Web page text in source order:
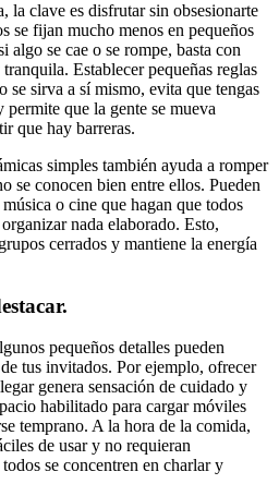
la clave es disfrutar sin obsesionarte
se fijan mucho menos en pequeños
algo se cae o se rompe, basta con
Establecer pequeñas reglas
se sirva a sí mismo, evita que tengas
que la gente se mueva
que hay barreras.
simples también ayuda a romper
se conocen bien entre ellos. Pueden
o cine que hagan que todos
nada elaborado. Esto,
cerrados y mantiene la energía
pequeños detalles pueden
tus invitados. Por ejemplo, ofrecer
genera sensación de cuidado y
habilitado para cargar móviles
temprano. A la hora de la comida,
de usar y no requieran
se concentren en charlar y